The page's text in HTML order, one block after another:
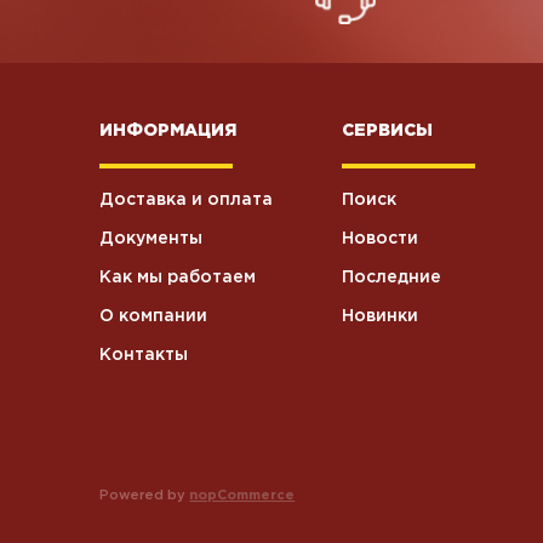
Влажные
бритья
ИНФОРМАЦИЯ
Доставка и оплата
Документы
Как мы работаем
О компании
Контакты
СЕРВИСЫ
Поиск
Новости
Последние
Новинки
Powered by nopCommerce